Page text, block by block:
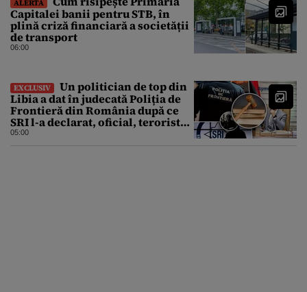
ALERTĂ
Capitalei banii pentru STB, în
plină criză financiară a societății
de transport
06:00
EXCLUSIV
Un politician de top din
Libia a dat în judecată Poliția de
Frontieră din România după ce
SRI l-a declarat, oficial, terorist
ISIS
05:00